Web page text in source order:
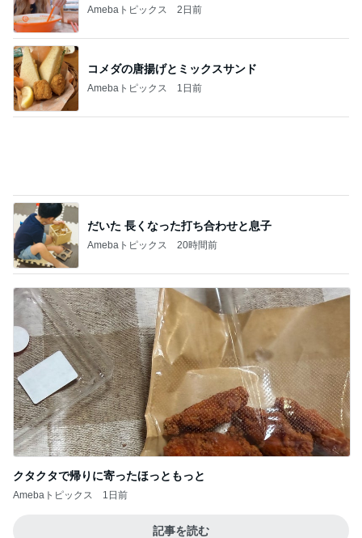
クタクタで帰りに寄ったほっともっと
Amebaトピックス
だいた 1番太らない気がする理由
私の真似をしてわざとらしく驚く人
ひと目見て好きになった可愛い時計
Amebaトピックス 18時間前
高級感をプラスするレザーハンドル
Amebaトピックス 13時間前